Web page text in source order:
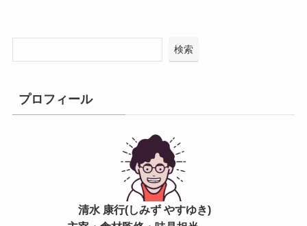
検索
プロフィール
清水 康行(しみず やすゆき)